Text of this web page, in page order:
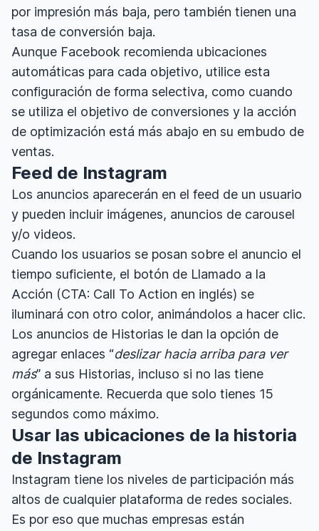
por impresión más baja, pero también tienen una
tasa de conversión baja.
Aunque Facebook recomienda ubicaciones
automáticas para cada objetivo, utilice esta
configuración de forma selectiva, como cuando
se utiliza el objetivo de conversiones y la acción
de optimización está más abajo en su embudo de
ventas.
Feed de Instagram
Los anuncios aparecerán en el feed de un usuario
y pueden incluir imágenes, anuncios de carousel
y/o videos.
Cuando los usuarios se posan sobre el anuncio el
tiempo suficiente, el botón de Llamado a la
Acción (CTA: Call To Action en inglés) se
iluminará con otro color, animándolos a hacer clic.
Los anuncios de Historias le dan la opción de
agregar enlaces “deslizar hacia arriba para ver
más” a sus Historias, incluso si no las tiene
orgánicamente. Recuerda que solo tienes 15
segundos como máximo.
Usar las ubicaciones de la historia
de Instagram
Instagram tiene los niveles de participación más
altos de cualquier plataforma de redes sociales.
Es por eso que muchas empresas están